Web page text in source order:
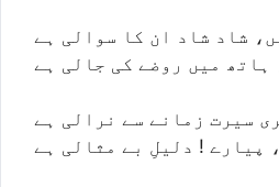
شاد شاد ان کا سوالی ہے
ہاتھ میں روضے کی جالی ہے
سیرت زمانے سے نرالی ہے
پیارے ! دلیلِ بے مثالی ہے